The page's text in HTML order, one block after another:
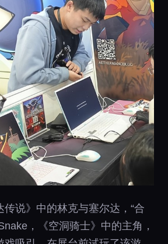
传说》中的林克与塞尔达，“合
，《空洞骑士》中的主角，